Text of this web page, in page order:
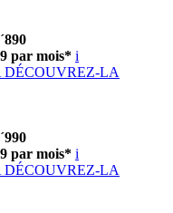
par mois* i
DÉCOUVREZ-LA
par mois* i
DÉCOUVREZ-LA